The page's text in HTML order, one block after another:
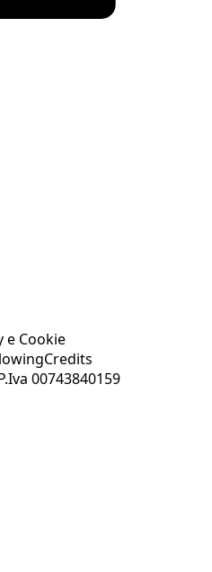
e Cookie
Credits
00743840159